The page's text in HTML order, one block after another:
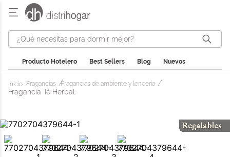
¿Qué necesitas para dormir mejor?
Producto Hotelero Best Sellers Blog Nuevos
Fragancias Fragancias de ambiente y lencería
Fragancia Té Herbal.